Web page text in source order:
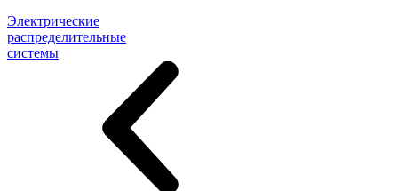
Электрические
распределительные
системы